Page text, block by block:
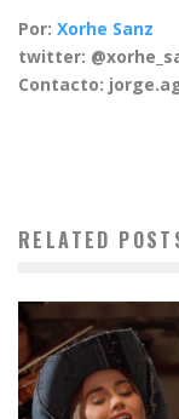
Por: Xorhe Sanz
twitter:
Contacto:
RELATED